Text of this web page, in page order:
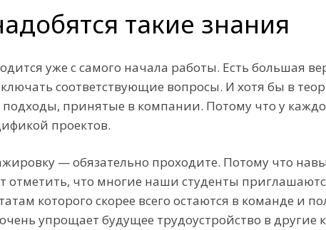
такие знания
уже с самого начала работы. Есть большая
соответствующие вопросы. И хотя бы в
подходы, принятые в компании. Потому что у
проектов.
— обязательно проходите. Потому что
отметить, что многие наши студенты
которого скорее всего остаются в команде и
упрощает будущее трудоустройство в другие